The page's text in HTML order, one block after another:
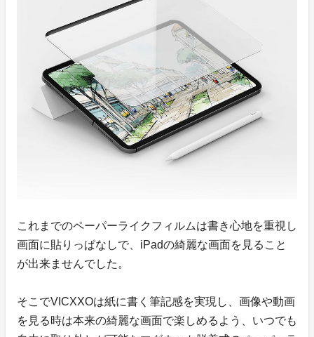
これまでのペーパーライクフィルムは書き心地を重視し
画面に貼りっぱなしで、iPadの綺麗な画面を見ること
が出来ませんでした。
そこでVICXXOは紙に書く筆記感を実現し、画像や動画
を見る時は本来の綺麗な画面で楽しめるよう、いつでも